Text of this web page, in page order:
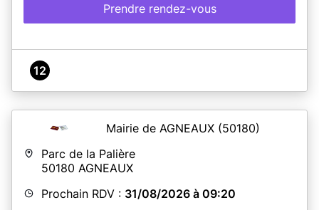
Prendre rendez-vous
12
Mairie de AGNEAUX (50180)
Parc de la Palière
50180 AGNEAUX
Prochain RDV : 31/08/2026 à 09:20